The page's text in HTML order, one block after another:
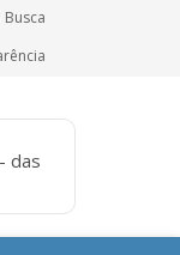
Busca
das